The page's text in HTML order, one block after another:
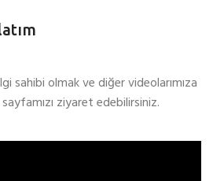
sahibi olmak ve diğer videolarımıza
ziyaret edebilirsiniz.